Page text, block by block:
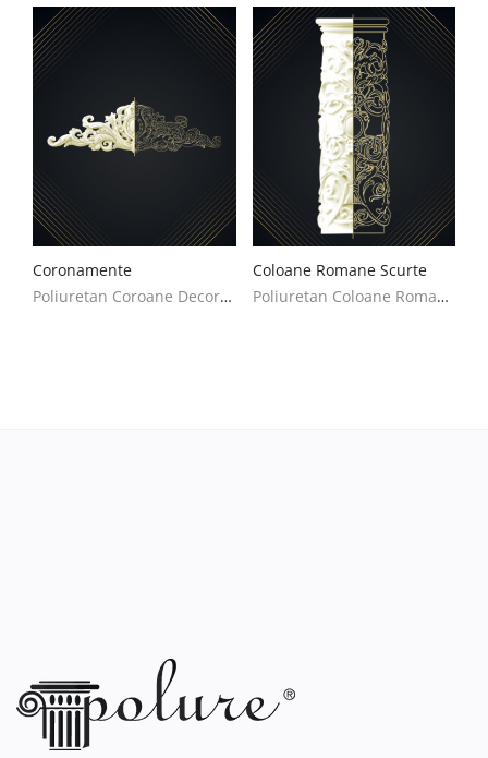
Coronamente
Poliuretan Coroane Decoratiuni Casa
Coloane Romane Scurte
Poliuretan Coloane Romane Scurte Decoratiuni Casa